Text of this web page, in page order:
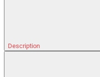
Description